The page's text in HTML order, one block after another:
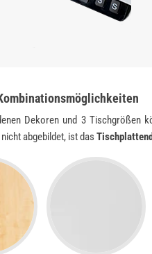
Dekoren und 3 Tischgrößen
abgebildet, ist das